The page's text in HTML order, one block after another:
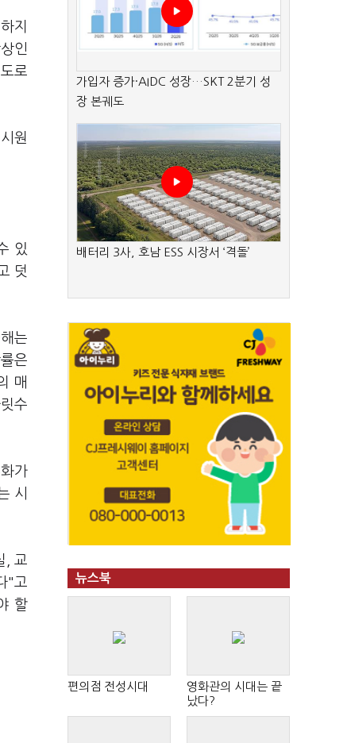
지
인
로
원
있
덧
는
은
매
수
가
시
, 교
"고
할
가입자 증가·AIDC 성장…SKT 2분기 성
장 본궤도
배터리 3사, 호남 ESS 시장서 ‘격돌’
뉴스북
편의점 전성시대
영화관의 시대는 끝
났다?